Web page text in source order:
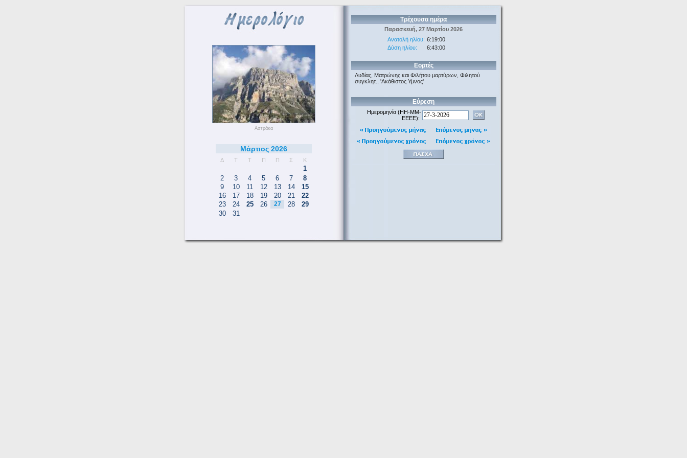
Αστράκα
Μάρτιος 2026
Δ Τ Τ Π Π Σ Κ
1
2
3 4 5 6 7
8
9
10 11 12 13 14
15
16
17 18 19 20 21
22
23
24 25 26 27 28
29
30
31
Τρέχουσα ημέρα
Παρασκευή, 27 Μαρτίου 2026
Ανατολή ηλίου: 6:19:00
Δύση ηλίου:
6:43:00
Εορτές
Λυδίας, Ματρώνης και Φιλήτου μαρτύρων, Φιλητού
συγκλητ., 'Ακάθιστος Υμνος'
Εύρεση
Ημερομηνία (HH-MM-
EEEE):